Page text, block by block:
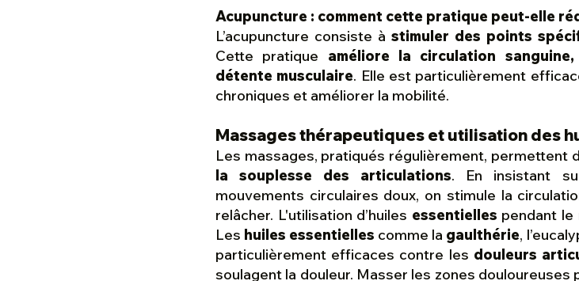
Acupuncture : comment cette pratique peut-elle
L’acupuncture consiste à stimuler des points
Cette pratique améliore la circulation
détente musculaire. Elle est particulièrement
chroniques et améliorer la mobilité.
Massages thérapeutiques et utilisation des
Les massages, pratiqués régulièrement, permettent
la souplesse des articulations. En insistant
mouvements circulaires doux, on stimule la
relâcher. L'utilisation d’huiles essentielles pendant
Les huiles essentielles comme la gaulthérie,
particulièrement efficaces contre les douleurs
soulagent la douleur. Masser les zones douloureuses